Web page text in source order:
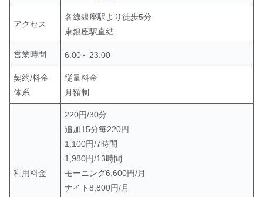
アクセス
各線銀座駅より徒歩5分
東銀座駅直結
営業時間 6:00～23:00
契約/料金
体系
従量料金
月額制
利用料金
220円/30分
追加15分毎220円
1,100円/7時間
1,980円/13時間
モーニング6,600円/月
ナイト8,800円/月